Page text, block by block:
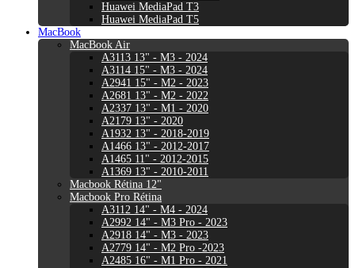
Huawei MediaPad T3
Huawei MediaPad T5
MacBook
MacBook Air
A3113 13" - M3 - 2024
A3114 15" - M3 - 2024
A2941 15" - M2 - 2023
A2681 13" - M2 - 2022
A2337 13" - M1 - 2020
A2179 13" - 2020
A1932 13" - 2018-2019
A1466 13" - 2012-2017
A1465 11" - 2012-2015
A1369 13" - 2010-2011
Macbook Rétina 12"
Macbook Pro Rétina
A3112 14" - M4 - 2024
A2992 14" - M3 Pro - 2023
A2918 14" - M3 - 2023
A2779 14" - M2 Pro -2023
A2485 16" - M1 Pro - 2021